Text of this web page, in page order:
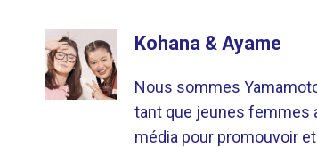
Kohana & Ayame
Nous sommes
tant que jeunes femmes
média pour promouvoir